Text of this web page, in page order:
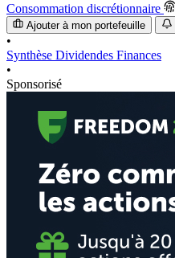
Consommation discrétionnaire
Ajouter à mon portefeuille
•
Synthèse Dividendes Finances
•
Sponsorisé